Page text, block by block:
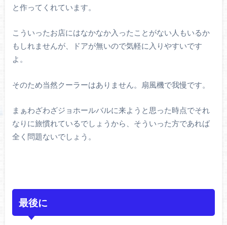
と作ってくれています。
こういったお店にはなかなか入ったことがない人もいるか
もしれませんが、ドアが無いので気軽に入りやすいです
よ。
そのため当然クーラーはありません。扇風機で我慢です。
まぁわざわざジョホールバルに来ようと思った時点でそれ
なりに旅慣れているでしょうから、そういった方であれば
全く問題ないでしょう。
最後に